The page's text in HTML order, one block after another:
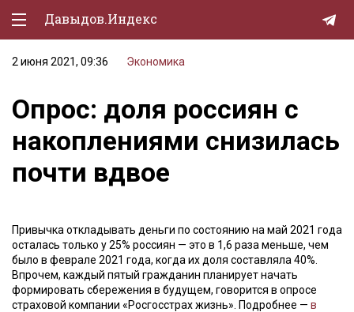
Давыдов.Индекс
Политическая жизнь
Экономика
Природа
Образование
Культура
Lifestyle
Мурзилка
2 июня 2021, 09:36 Экономика
Опрос: доля россиян с
накоплениями снизилась
почти вдвое
Привычка откладывать деньги по состоянию на май 2021 года
осталась только у 25% россиян — это в 1,6 раза меньше, чем
было в феврале 2021 года, когда их доля составляла 40%.
Впрочем, каждый пятый гражданин планирует начать
формировать сбережения в будущем, говорится в опросе
страховой компании «Росгосстрах жизнь». Подробнее — в